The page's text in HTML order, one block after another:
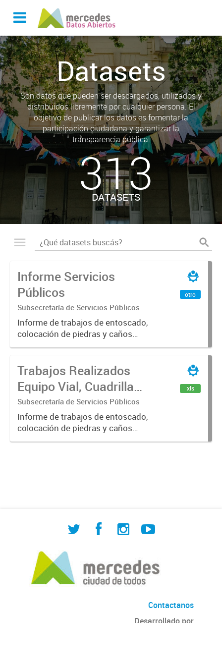
Datasets
Son datos que pueden ser descargados, utilizados y
distribuidos libremente por cualquier persona. El
objetivo de publicar los datos es fomentar la
participación ciudadana y garantizar la
transparencia pública.
313
DATASETS
Informe Servicios
Públicos
Subsecretaría de Servicios Públicos
Informe de trabajos de entoscado,
colocación de piedras y caños
(zanjeo - cruce de calles) Informe
construcción, colocación de tapa
registro, reparación...
otro
Trabajos Realizados
Equipo Vial, Cuadrilla
Bacheo, Servicio
Eléctrico - Noviembre
2021
Subsecretaría de Servicios Públicos
Informe de trabajos de entoscado,
colocación de piedras y caños
(zanjeo - cruce de calles) Informe
xls
Contactanos
Desarrollado por